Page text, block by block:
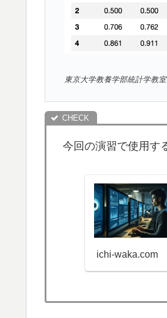
東京大学教養学部統計学教
今回の演習で使用す
ichi-waka.com